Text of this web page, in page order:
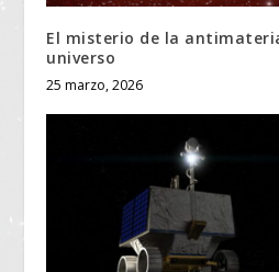
El misterio de la
universo
25 marzo, 2026